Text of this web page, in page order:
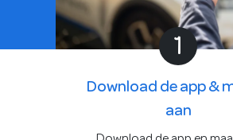
1
Download de app &
aan